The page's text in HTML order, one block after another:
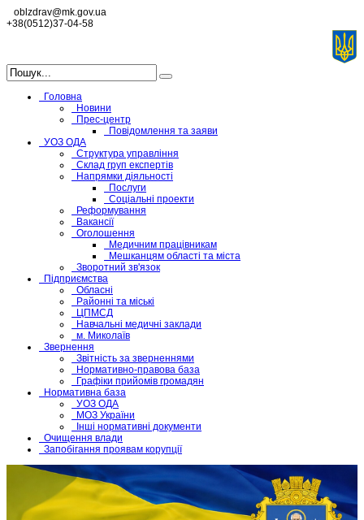
oblzdrav@mk.gov.ua
+38(0512)37-04-58
Головна
Новини
Прес-центр
Повідомлення та заяви
УОЗ ОДА
Структура управління
Склад груп експертів
Напрямки діяльності
Послуги
Соціальні проекти
Реформування
Вакансії
Оголошення
Медичним працівникам
Мешканцям області та міста
Зворотний зв'язок
Підприємства
Обласні
Районні та міські
ЦПМСД
Навчальні медичні заклади
м. Миколаїв
Звернення
Звітність за зверненнями
Нормативно-правова база
Графіки прийомів громадян
Нормативна база
УОЗ ОДА
МОЗ України
Інші нормативні документи
Очищення влади
Запобігання проявам корупції